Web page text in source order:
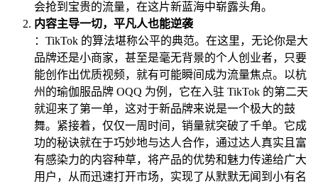
会抢到宝贵的流量，在这片新蓝海中崭露头角。
内容主导一切，平凡人也能逆袭
：TikTok 的算法堪称公平的典范。在这里，无论你是大
品牌还是小商家，甚至是毫无背景的个人创业者，只要
能创作出优质视频，就有可能瞬间成为流量焦点。以杭
州的瑜伽服品牌 OQQ 为例，它在入驻 TikTok 的第二天
就迎来了第一单，这对于新品牌来说是一个极大的鼓
舞。紧接着，仅仅一周时间，销量就突破了千单。它成
功的秘诀就在于巧妙地与达人合作，通过达人真实且富
有感染力的内容种草，将产品的优势和魅力传递给广大
用户，从而迅速打开市场，实现了从默默无闻到小有名